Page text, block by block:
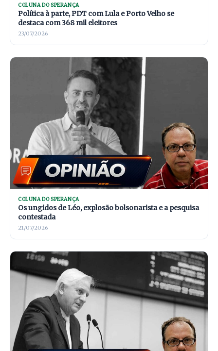
COLUNA DO SPERANÇA
Política à parte, PDT com Lula e Porto Velho se
destaca com 368 mil eleitores
23/07/2026
COLUNA DO SPERANÇA
Os ungidos de Léo, explosão bolsonarista e a pesquisa
contestada
21/07/2026